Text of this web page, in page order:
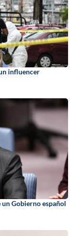
influencer
Gobierno español